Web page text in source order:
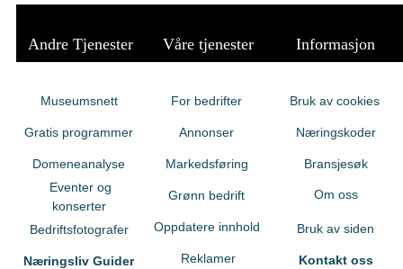
Andre Tjenester Våre tjenester Informasjon
Museumsnett
Gratis programmer
Domeneanalyse
Eventer og
konserter
Bedriftsfotografer
Næringsliv Guider
For bedrifter
Annonser
Markedsføring
Grønn bedrift
Oppdatere innhold
Reklamer
Bruk av cookies
Næringskoder
Bransjesøk
Om oss
Bruk av siden
Kontakt oss